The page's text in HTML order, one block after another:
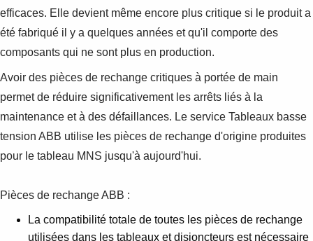
efficaces. Elle devient même encore plus critique si le produit a
été fabriqué il y a quelques années et qu'il comporte des
composants qui ne sont plus en production.
Avoir des pièces de rechange critiques à portée de main
permet de réduire significativement les arrêts liés à la
maintenance et à des défaillances. Le service Tableaux basse
tension ABB utilise les pièces de rechange d'origine produites
pour le tableau MNS jusqu'à aujourd'hui.
Pièces de rechange ABB :
La compatibilité totale de toutes les pièces de rechange
utilisées dans les tableaux et disjoncteurs est nécessaire